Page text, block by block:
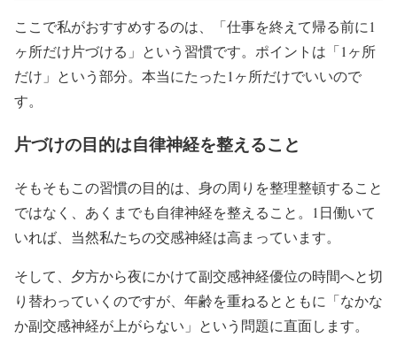
ここで私がおすすめするのは、「仕事を終えて帰る前に1
ヶ所だけ片づける」という習慣です。ポイントは「1ヶ所
だけ」という部分。本当にたった1ヶ所だけでいいので
す。
片づけの目的は自律神経を整えること
そもそもこの習慣の目的は、身の周りを整理整頓すること
ではなく、あくまでも自律神経を整えること。1日働いて
いれば、当然私たちの交感神経は高まっています。
そして、夕方から夜にかけて副交感神経優位の時間へと切
り替わっていくのですが、年齢を重ねるとともに「なかな
か副交感神経が上がらない」という問題に直面します。